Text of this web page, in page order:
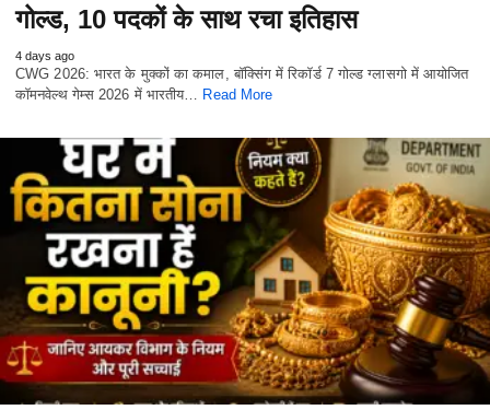
गोल्ड, 10 पदकों के साथ रचा इतिहास
4 days ago
CWG 2026: भारत के मुक्कों का कमाल, बॉक्सिंग में रिकॉर्ड 7 गोल्ड ग्लासगो में आयोजित
कॉमनवेल्थ गेम्स 2026 में भारतीय… Read More